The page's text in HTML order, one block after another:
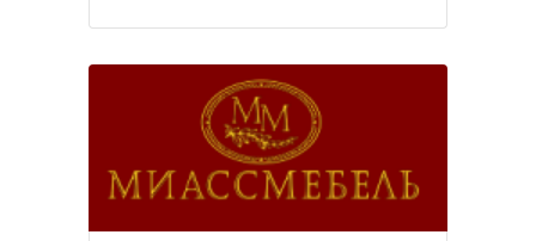
швейная фабрика «Стелла»,
После революции 1917 года